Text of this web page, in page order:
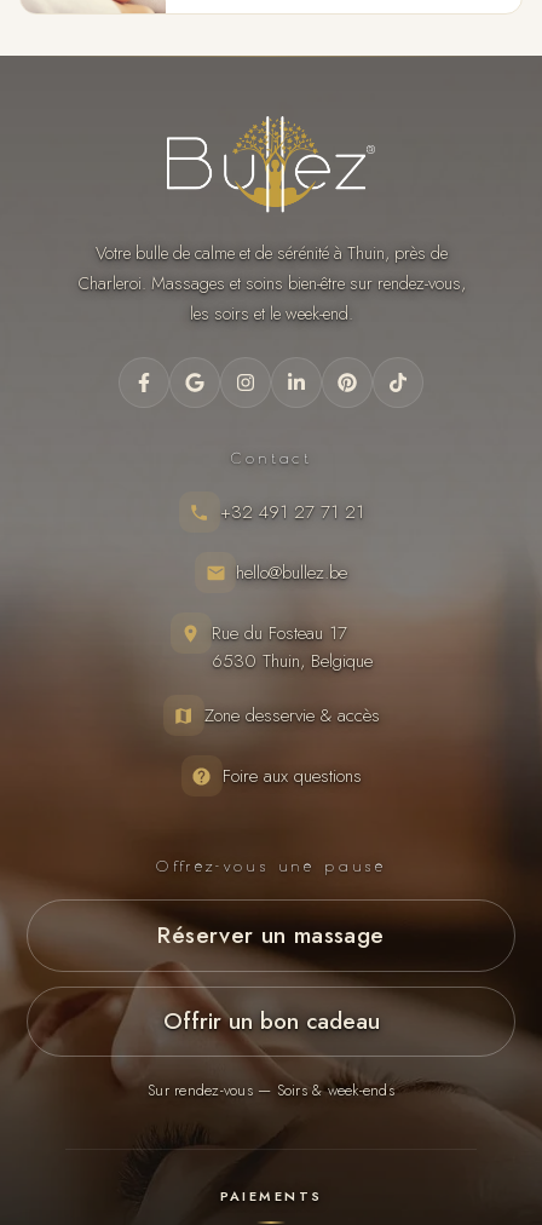
Votre bulle de calme et de sérénité à Thuin, près de
Charleroi. Massages et soins bien-être sur rendez-vous,
les soirs et le week-end.
Contact
+32 491 27 71 21
hello@bullez.be
Rue du Fosteau 17
6530 Thuin, Belgique
Zone desservie & accès
Foire aux questions
Offrez-vous une pause
Réserver un massage
Offrir un bon cadeau
Sur rendez-vous — Soirs & week-ends
PAIEMENTS